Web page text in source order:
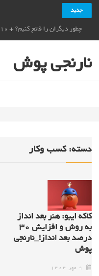
جدید
چطور دیگران را قانع کنیم؟ + ۱۰ راز قانع کردن دیگران_نارنجی پوش
نارنجی پوش
دسته:کسب وکار
کاکه ایبو: هنر بعد انداز
به روش و افزایش ۳۰
درصد بعد انداز!_نارنجی
پوش
۹ مهر ۱۴۰۴